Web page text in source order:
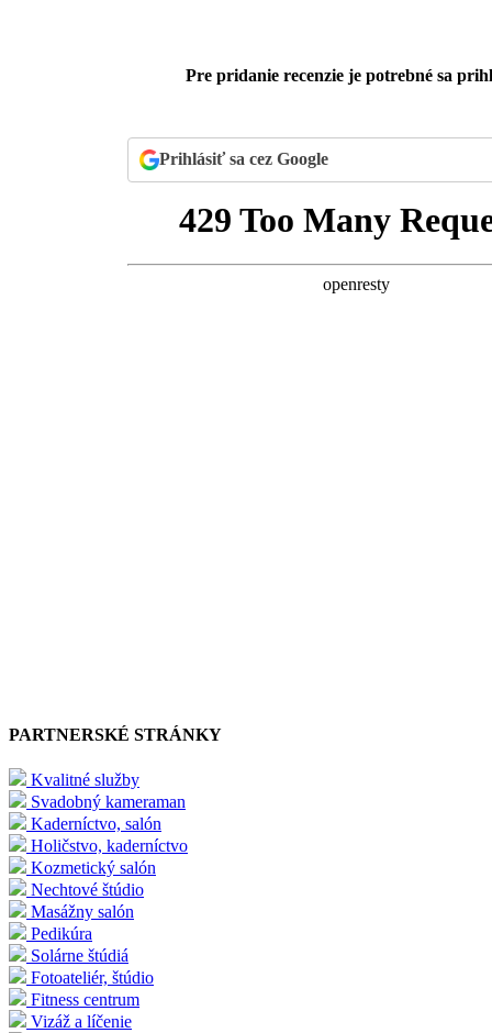
Pre pridanie recenzie je potrebné sa
Prihlásiť sa cez Google
PARTNERSKÉ STRÁNKY
Kvalitné služby
Svadobný kameraman
Kaderníctvo, salón
Holičstvo, kaderníctvo
Kozmetický salón
Nechtové štúdio
Masážny salón
Pedikúra
Solárne štúdiá
Fotoateliér, štúdio
Fitness centrum
Vizáž a líčenie